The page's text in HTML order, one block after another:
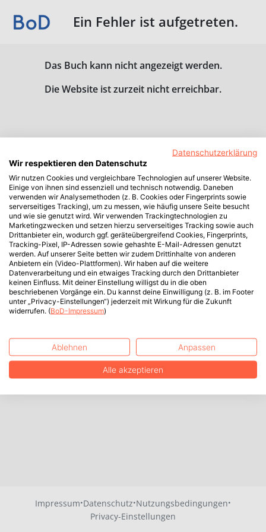
Ein Fehler ist aufgetreten.
Das Buch kann nicht angezeigt werden.
Die Website ist zurzeit nicht erreichbar.
Impressum·Datenschutz·Nutzungsbedingungen·
Privacy-Einstellungen
Datenschutzerklärung
Wir respektieren den Datenschutz
Wir nutzen Cookies und vergleichbare Technologien auf unserer Website.
Einige von ihnen sind essenziell und technisch notwendig. Daneben
verwenden wir Analysemethoden (z. B. Cookies oder Fingerprints sowie
serverseitiges Tracking), um zu messen, wie häufig unsere Seite besucht
und wie sie genutzt wird. Wir verwenden Trackingtechnologien zu
Marketingzwecken und setzen hierzu serverseitiges Tracking sowie auch
Drittanbieter ein, wodurch ggf. geräteübergreifend Cookies, Fingerprints,
Tracking-Pixel, IP-Adressen sowie gehashte E-Mail-Adressen genutzt
werden. Auf unserer Seite betten wir zudem Drittinhalte von anderen
Anbietern ein (Video-Plattformen). Wir haben auf die weitere
Datenverarbeitung und ein etwaiges Tracking durch den Drittanbieter
keinen Einfluss. Mit deiner Einstellung willigst du in die oben
beschriebenen Vorgänge ein. Du kannst deine Einwilligung (z. B. im Footer
unter „Privacy-Einstellungen“) jederzeit mit Wirkung für die Zukunft
widerrufen. (BoD-Impressum)
Ablehnen Anpassen
Alle akzeptieren